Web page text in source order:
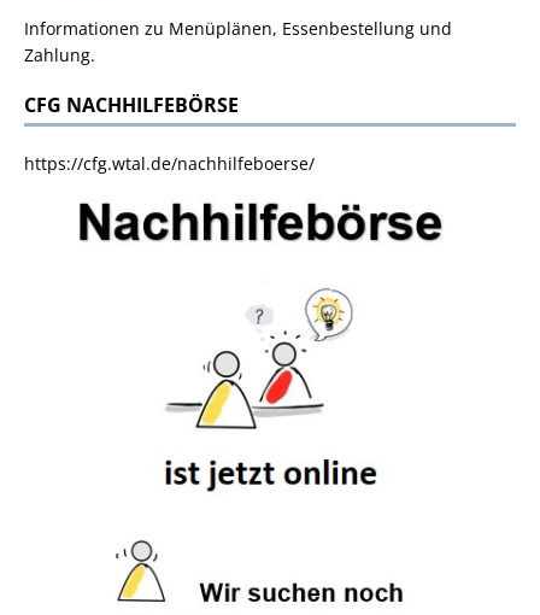
Informationen zu Menüplänen, Essenbestellung und
Zahlung.
CFG NACHHILFEBÖRSE
https://cfg.wtal.de/nachhilfeboerse/